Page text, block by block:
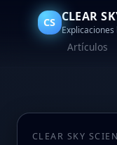
CS CLEAR
Artículos
CLEAR SKY